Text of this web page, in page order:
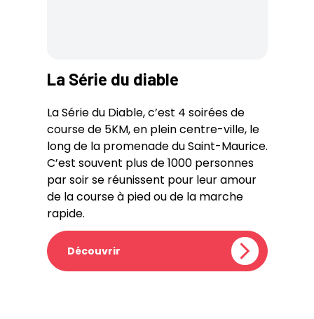
La Série du diable
La Série du Diable, c’est 4 soirées de
course de 5KM, en plein centre-ville, le
long de la promenade du Saint-Maurice.
C’est souvent plus de 1000 personnes
par soir se réunissent pour leur amour
de la course à pied ou de la marche
rapide.
Découvrir